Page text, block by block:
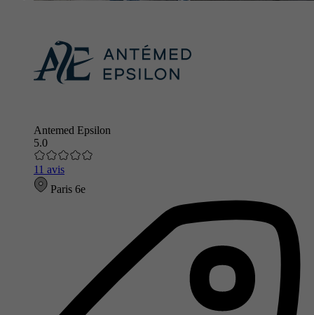
Antemed Epsilon
5.0
11 avis
Paris 6e